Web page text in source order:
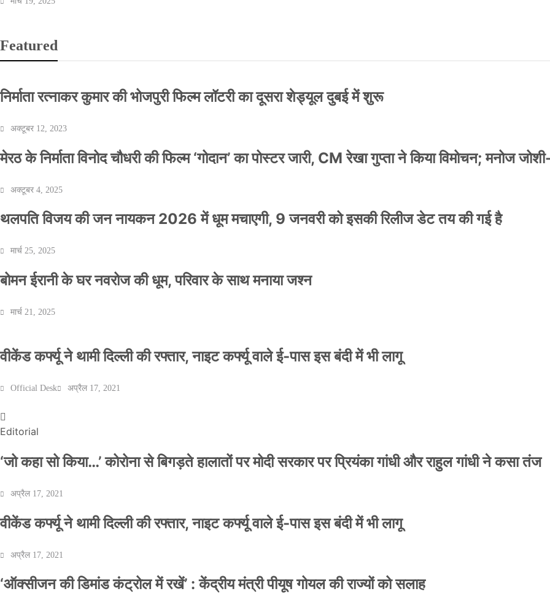
Featured
निर्माता रत्नाकर कुमार की भोजपुरी फिल्म लॉटरी का दूसरा शेड्यूल दुबई में शुरू
अक्टूबर 12, 2023
मेरठ के निर्माता विनोद चौधरी की फिल्म ‘गोदान’ का पोस्टर जारी, CM रेखा गुप्ता ने किया विमोचन; मनोज
अक्टूबर 4, 2025
थलपति विजय की जन नायकन 2026 में धूम मचाएगी, 9 जनवरी को इसकी रिलीज डेट तय की गई है
मार्च 25, 2025
बोमन ईरानी के घर नवरोज की धूम, परिवार के साथ मनाया जश्न
मार्च 21, 2025
वीकेंड कर्फ्यू ने थामी दिल्ली की रफ्तार, नाइट कर्फ्यू वाले ई-पास इस बंदी में भी लागू
Official Desk अप्रैल 17, 2021
Editorial
‘जो कहा सो किया…’ कोरोना से बिगड़ते हालातों पर मोदी सरकार पर प्रियंका गांधी और राहुल गांधी ने कसा तंज
अप्रैल 17, 2021
वीकेंड कर्फ्यू ने थामी दिल्ली की रफ्तार, नाइट कर्फ्यू वाले ई-पास इस बंदी में भी लागू
अप्रैल 17, 2021
‘ऑक्सीजन की डिमांड कंट्रोल में रखें’ : केंद्रीय मंत्री पीयूष गोयल की राज्यों को सलाह